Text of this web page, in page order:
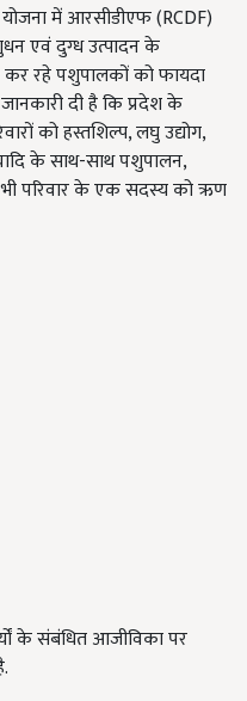
में आरसीडीएफ (RCDF)
एवं दुग्ध उत्पादन के
रहे पशुपालकों को फायदा
दी है कि प्रदेश के
को हस्तशिल्प, लघु उद्योग,
के साथ-साथ पशुपालन,
परिवार के एक सदस्य को ऋण
के संबंधित आजीविका पर